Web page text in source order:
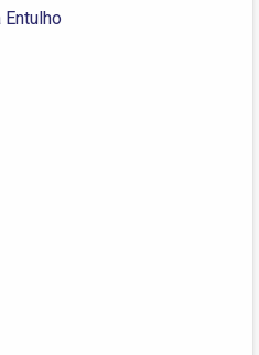
Entulho